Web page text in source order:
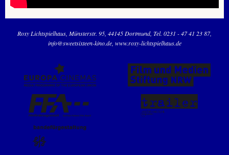
Roxy Lichtspielhaus Münsterstr. 95 44145 Dortmund Tel. 0231 - 47 41 23 87
info@sweetsixteen-kino.de www.roxy-lichtspielhaus.de